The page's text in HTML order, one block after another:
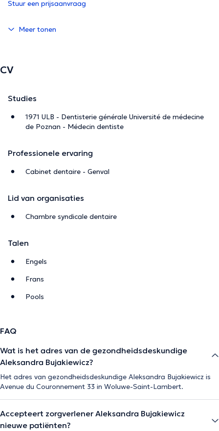
Stuur een prijsaanvraag
Meer tonen
CV
Studies
1971 ULB - Dentisterie générale Université de médecine
de Poznan - Médecin dentiste
Professionele ervaring
Cabinet dentaire - Genval
Lid van organisaties
Chambre syndicale dentaire
Talen
Engels
Frans
Pools
FAQ
Wat is het adres van de gezondheidsdeskundige
Aleksandra Bujakiewicz?
Het adres van gezondheidsdeskundige Aleksandra Bujakiewicz is
Avenue du Couronnement 33 in Woluwe-Saint-Lambert.
Accepteert zorgverlener Aleksandra Bujakiewicz
nieuwe patiënten?